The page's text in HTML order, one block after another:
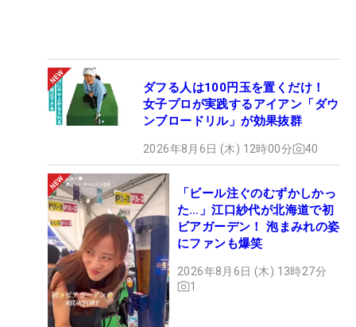
ダフる人は100円玉を置くだけ！
女子プロが実践するアイアン「ダウ
ンブロードリル」が効果抜群
2026年8月6日 (木) 12時00分 40
「ビール注ぐのむずかしかっ
た…」江口紗代が北海道で初
ビアガーデン！ 泡まみれの姿
にファンも爆笑
2026年8月6日 (木) 13時27分
1